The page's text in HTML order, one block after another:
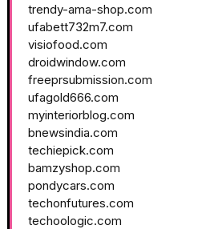
trendy-ama-shop.com
ufabett732m7.com
visiofood.com
droidwindow.com
freeprsubmission.com
ufagold666.com
myinteriorblog.com
bnewsindia.com
techiepick.com
bamzyshop.com
pondycars.com
techonfutures.com
techoologic.com